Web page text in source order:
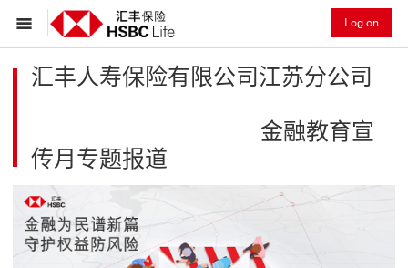
Log on
汇丰人寿保险有限公司江苏分公司
金融教育宣
传月专题报道